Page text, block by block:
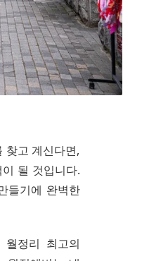
찾고 계신다면,
될 것입니다.
들기에 완벽한
정리 최고의